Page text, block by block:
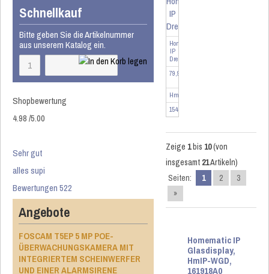
Schnellkauf
Bitte geben Sie die Artikelnummer
aus unserem Katalog ein.
Shopbewertung
4.98/5.00
Sehr gut
alles supi
Bewertungen 522
Angebote
FOSCAM T5EP 5 MP POE-
ÜBERWACHUNGSKAMERA MIT
INTEGRIERTEM SCHEINWERFER
UND EINER ALARMSIRENE
Homematic
IP
Drehtaster
79,95 EUR
HmIP-WRCR
154888
Zeige 1bis 10(von
insgesamt 21Artikeln)
Seiten:
1 2
3
»
Homematic IP
Glasdisplay,
HmIP-WGD,
161918A0